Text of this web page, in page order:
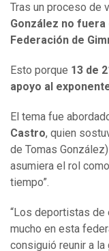
Tras un proceso de
González no
Federación de
Esto porque 13 de
apoyo al
El tema fue
Castro, quien
de Tomas
asumiera el rol
tiempo”.
“Los deportistas
mucho en esta
consiguió reunir a